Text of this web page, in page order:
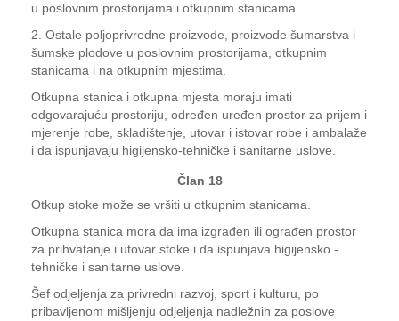
u poslovnim prostorijama i otkupnim stanicama.
2. Ostale poljoprivredne proizvode, proizvode šumarstva i
šumske plodove u poslovnim prostorijama, otkupnim
stanicama i na otkupnim mjestima.
Otkupna stanica i otkupna mjesta moraju imati
odgovarajuću prostoriju, određen uređen prostor za prijem i
mjerenje robe, skladištenje, utovar i istovar robe i ambalaže
i da ispunjavaju higijensko-tehničke i sanitarne uslove.
Član 18
Otkup stoke može se vršiti u otkupnim stanicama.
Otkupna stanica mora da ima izgrađen ili ograđen prostor
za prihvatanje i utovar stoke i da ispunjava higijensko -
tehničke i sanitarne uslove.
Šef odjeljenja za privredni razvoj, sport i kulturu, po
pribavljenom mišljenju odjeljenja nadležnih za poslove